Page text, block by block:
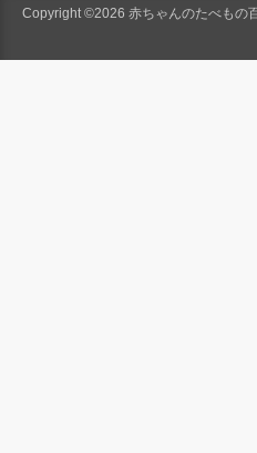
Copyright ©2026 赤ちゃんのたべもの